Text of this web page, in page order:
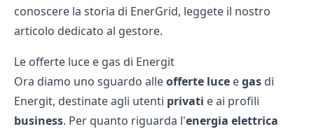
conoscere la storia di EnerGrid, leggete il nostro
articolo dedicato al gestore.
Le offerte luce e gas di Energit
Ora diamo uno sguardo alleofferte luce egas di
Energit, destinate agli utenti privati e ai profili
business. Per quanto riguarda l'energia elettrica